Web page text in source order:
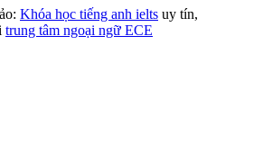
Khóa học tiếng anh ielts uy tín,
trung tâm ngoại ngữ ECE